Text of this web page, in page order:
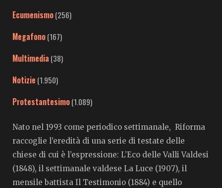
Ecumenismo(256)
Megafono(167)
Multimedia (38)
Notizie (1.950)
Protestantesimo(1.089)
Nato nel 1993 come periodico settimanale, Riforma
raccoglie l’eredità di una serie di testate delle
chiese di cui è l’espressione: L’Eco delle Valli Valdesi
(1848), il settimanale valdese La Luce (1907), il
mensile battista Il Testimonio (1884) e quello